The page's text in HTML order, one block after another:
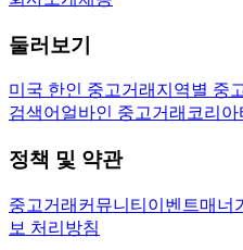
둘러보기
미국 한인 중고거래 지역별 중
검색어 얼바인 중고거래 코리아
정책 및 약관
중고거래 커뮤니티 이벤트매너
보 처리방침